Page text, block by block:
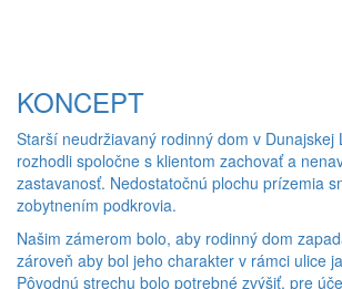
KONCEPT
Starší neudržiavaný rodinný dom v Dunajskej
rozhodli spoločne s klientom zachovať a
zastavanosť. Nedostatočnú plochu prízemia
zobytnením podkrovia.
Našim zámerom bolo, aby rodinný dom
zároveň aby bol jeho charakter v rámci ulice
Pôvodnú strechu bolo potrebné zvýšiť, pre